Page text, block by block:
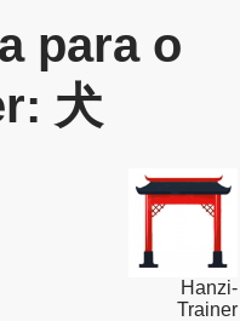
para o
犬
Hanzi-
Trainer